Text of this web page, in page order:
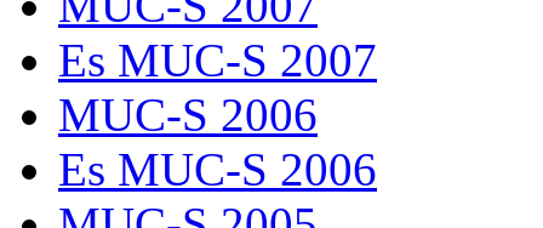
Es MUC-S 2007
MUC-S 2006
Es MUC-S 2006